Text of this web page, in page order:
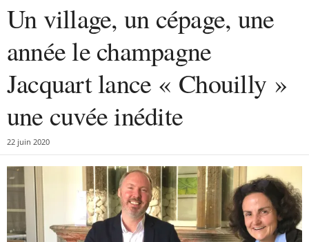
Un village, un cépage, une
année le champagne
Jacquart lance « Chouilly »
une cuvée inédite
22 juin 2020